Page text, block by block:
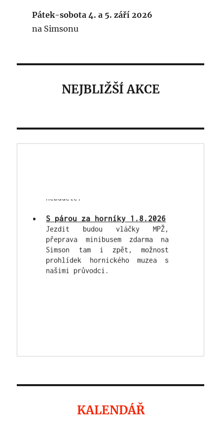
Pátek-sobota 4. a 5. září 2026
na Simsonu
NEJBLIŽŠÍ AKCE
Výstava a burza veteránů
akce - areál Simson v sobotu
Jezdit budou vláčky MPŽ,
Simson tam i zpět, možnost
prohlídek hornického muzea s
našimi průvodci.
KALENDÁŘ